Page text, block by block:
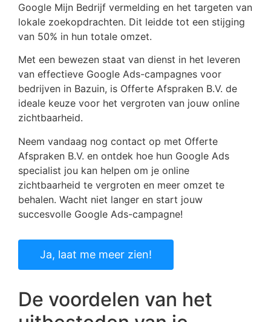
Google Mijn Bedrijf vermelding en het targeten van
lokale zoekopdrachten. Dit leidde tot een stijging
van 50% in hun totale omzet.
Met een bewezen staat van dienst in het leveren
van effectieve Google Ads-campagnes voor
bedrijven in Bazuin, is Offerte Afspraken B.V. de
ideale keuze voor het vergroten van jouw online
zichtbaarheid.
Neem vandaag nog contact op met Offerte
Afspraken B.V. en ontdek hoe hun Google Ads
specialist jou kan helpen om je online
zichtbaarheid te vergroten en meer omzet te
behalen. Wacht niet langer en start jouw
succesvolle Google Ads-campagne!
Ja, laat me meer zien!
De voordelen van het